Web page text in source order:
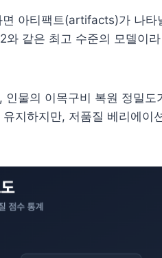
아티팩트(artifacts)가 나타
같은 최고 수준의 모델이
물의 이목구비 복원 정밀도
지하지만, 저품질 베리에이